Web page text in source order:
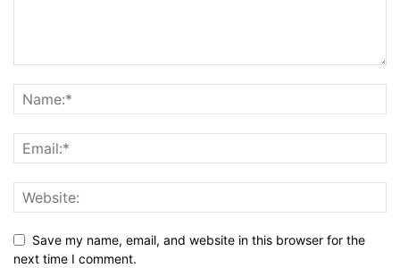
Save my name, email, and website in this browser for the
next time I comment.